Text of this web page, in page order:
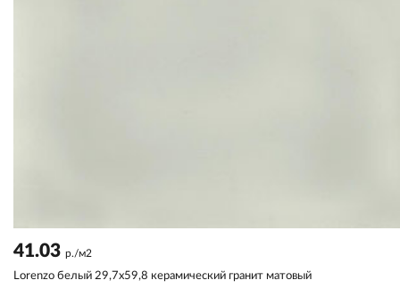
41.03 р./м2
Lorenzo белый 29,7x59,8 керамический гранит матовый